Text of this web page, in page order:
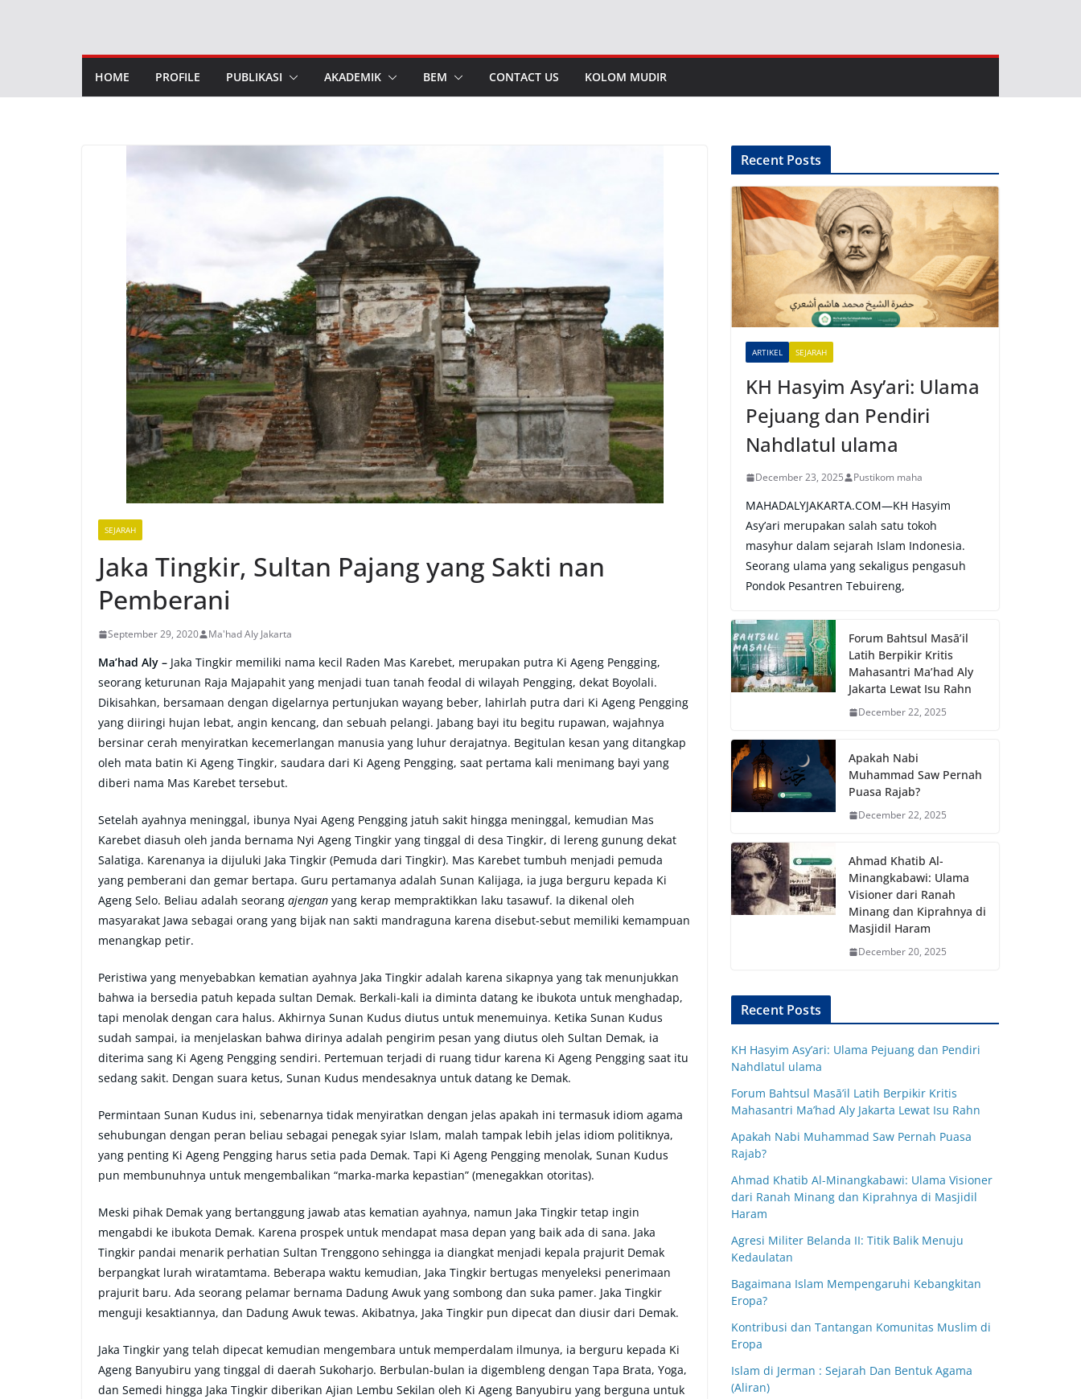
HOME PROFILE PUBLIKASI AKADEMIK BEM CONTACT US KOLOM MUDIR
SEJARAH
Jaka Tingkir, Sultan Pajang yang Sakti nan
Pemberani
September 29, 2020 Ma'had Aly Jakarta
Ma’had Aly – Jaka Tingkir memiliki nama kecil Raden Mas Karebet, merupakan putra Ki Ageng Pengging,
seorang keturunan Raja Majapahit yang menjadi tuan tanah feodal di wilayah Pengging, dekat Boyolali.
Dikisahkan, bersamaan dengan digelarnya pertunjukan wayang beber, lahirlah putra dari Ki Ageng Pengging
yang diiringi hujan lebat, angin kencang, dan sebuah pelangi. Jabang bayi itu begitu rupawan, wajahnya
bersinar cerah menyiratkan kecemerlangan manusia yang luhur derajatnya. Begitulan kesan yang ditangkap
oleh mata batin Ki Ageng Tingkir, saudara dari Ki Ageng Pengging, saat pertama kali menimang bayi yang
diberi nama Mas Karebet tersebut.
Setelah ayahnya meninggal, ibunya Nyai Ageng Pengging jatuh sakit hingga meninggal, kemudian Mas
Karebet diasuh oleh janda bernama Nyi Ageng Tingkir yang tinggal di desa Tingkir, di lereng gunung dekat
Salatiga. Karenanya ia dijuluki Jaka Tingkir (Pemuda dari Tingkir). Mas Karebet tumbuh menjadi pemuda
yang pemberani dan gemar bertapa. Guru pertamanya adalah Sunan Kalijaga, ia juga berguru kepada Ki
Ageng Selo. Beliau adalah seorang ajengan yang kerap mempraktikkan laku tasawuf. Ia dikenal oleh
masyarakat Jawa sebagai orang yang bijak nan sakti mandraguna karena disebut-sebut memiliki kemampuan
menangkap petir.
Peristiwa yang menyebabkan kematian ayahnya Jaka Tingkir adalah karena sikapnya yang tak menunjukkan
bahwa ia bersedia patuh kepada sultan Demak. Berkali-kali ia diminta datang ke ibukota untuk menghadap,
tapi menolak dengan cara halus. Akhirnya Sunan Kudus diutus untuk menemuinya. Ketika Sunan Kudus
sudah sampai, ia menjelaskan bahwa dirinya adalah pengirim pesan yang diutus oleh Sultan Demak, ia
diterima sang Ki Ageng Pengging sendiri. Pertemuan terjadi di ruang tidur karena Ki Ageng Pengging saat itu
sedang sakit. Dengan suara ketus, Sunan Kudus mendesaknya untuk datang ke Demak.
Permintaan Sunan Kudus ini, sebenarnya tidak menyiratkan dengan jelas apakah ini termasuk idiom agama
sehubungan dengan peran beliau sebagai penegak syiar Islam, malah tampak lebih jelas idiom politiknya,
yang penting Ki Ageng Pengging harus setia pada Demak. Tapi Ki Ageng Pengging menolak, Sunan Kudus
pun membunuhnya untuk mengembalikan “marka-marka kepastian” (menegakkan otoritas).
Meski pihak Demak yang bertanggung jawab atas kematian ayahnya, namun Jaka Tingkir tetap ingin
mengabdi ke ibukota Demak. Karena prospek untuk mendapat masa depan yang baik ada di sana. Jaka
Tingkir pandai menarik perhatian Sultan Trenggono sehingga ia diangkat menjadi kepala prajurit Demak
berpangkat lurah wiratamtama. Beberapa waktu kemudian, Jaka Tingkir bertugas menyeleksi penerimaan
prajurit baru. Ada seorang pelamar bernama Dadung Awuk yang sombong dan suka pamer. Jaka Tingkir
menguji kesaktiannya, dan Dadung Awuk tewas. Akibatnya, Jaka Tingkir pun dipecat dan diusir dari Demak.
Jaka Tingkir yang telah dipecat kemudian mengembara untuk memperdalam ilmunya, ia berguru kepada Ki
Ageng Banyubiru yang tinggal di daerah Sukoharjo. Berbulan-bulan ia digembleng dengan Tapa Brata, Yoga,
dan Semedi hingga Jaka Tingkir diberikan Ajian Lembu Sekilan oleh Ki Ageng Banyubiru yang berguna untuk
Recent Posts
ARTIKEL SEJARAH
KH Hasyim Asy’ari: Ulama
Pejuang dan Pendiri
Nahdlatul ulama
December 23, 2025 Pustikom maha
MAHADALYJAKARTA.COM—KH Hasyim
Asy’ari merupakan salah satu tokoh
masyhur dalam sejarah Islam Indonesia.
Seorang ulama yang sekaligus pengasuh
Pondok Pesantren Tebuireng,
Forum Bahtsul Masā’il
Latih Berpikir Kritis
Mahasantri Ma’had Aly
Jakarta Lewat Isu Rahn
December 22, 2025
Apakah Nabi
Muhammad Saw Pernah
Puasa Rajab?
December 22, 2025
Ahmad Khatib Al-
Minangkabawi: Ulama
Visioner dari Ranah
Minang dan Kiprahnya di
Masjidil Haram
December 20, 2025
Recent Posts
KH Hasyim Asy’ari: Ulama Pejuang dan Pendiri
Nahdlatul ulama
Forum Bahtsul Masā’il Latih Berpikir Kritis
Mahasantri Ma’had Aly Jakarta Lewat Isu Rahn
Apakah Nabi Muhammad Saw Pernah Puasa
Rajab?
Ahmad Khatib Al-Minangkabawi: Ulama Visioner
dari Ranah Minang dan Kiprahnya di Masjidil
Haram
Agresi Militer Belanda II: Titik Balik Menuju
Kedaulatan
Bagaimana Islam Mempengaruhi Kebangkitan
Eropa?
Kontribusi dan Tantangan Komunitas Muslim di
Eropa
Islam di Jerman : Sejarah Dan Bentuk Agama
(Aliran)